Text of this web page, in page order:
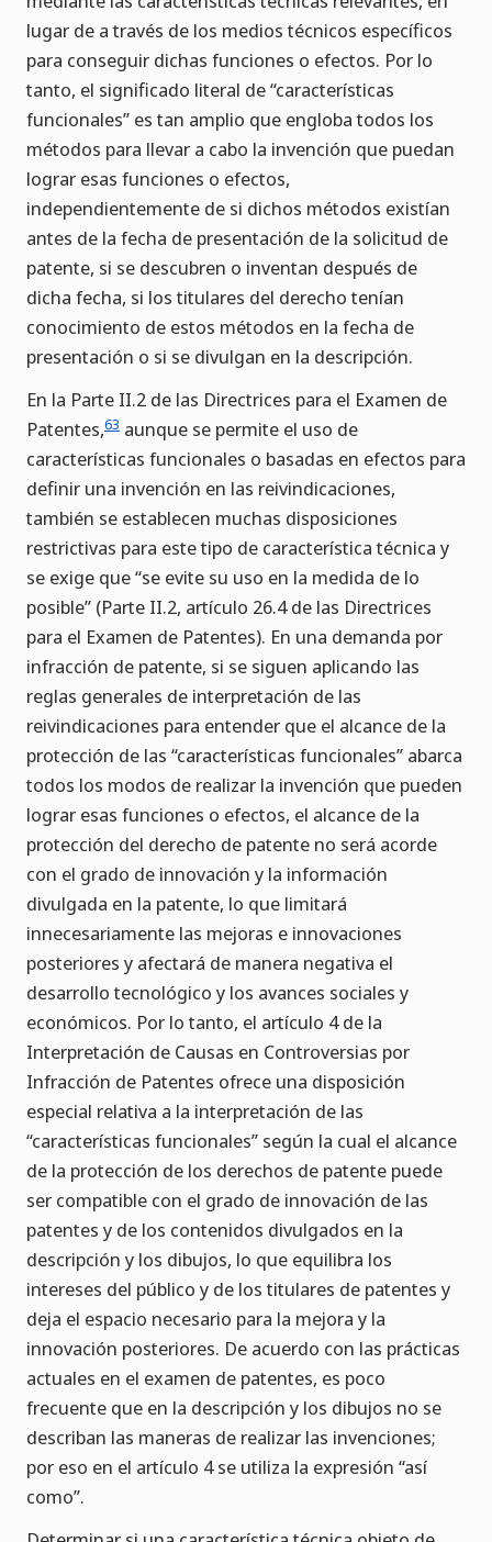
lugar de a través de los medios técnicos específicos
para conseguir dichas funciones o efectos. Por lo
tanto, el significado literal de “características
funcionales” es tan amplio que engloba todos los
métodos para llevar a cabo la invención que puedan
lograr esas funciones o efectos,
independientemente de si dichos métodos existían
antes de la fecha de presentación de la solicitud de
patente, si se descubren o inventan después de
dicha fecha, si los titulares del derecho tenían
conocimiento de estos métodos en la fecha de
presentación o si se divulgan en la descripción.
En la Parte II.2 de las Directrices para el Examen de
Patentes,63 aunque se permite el uso de
características funcionales o basadas en efectos para
definir una invención en las reivindicaciones,
también se establecen muchas disposiciones
restrictivas para este tipo de característica técnica y
se exige que “se evite su uso en la medida de lo
posible” (Parte II.2, artículo 26.4 de las Directrices
para el Examen de Patentes). En una demanda por
infracción de patente, si se siguen aplicando las
reglas generales de interpretación de las
reivindicaciones para entender que el alcance de la
protección de las “características funcionales” abarca
todos los modos de realizar la invención que pueden
lograr esas funciones o efectos, el alcance de la
protección del derecho de patente no será acorde
con el grado de innovación y la información
divulgada en la patente, lo que limitará
innecesariamente las mejoras e innovaciones
posteriores y afectará de manera negativa el
desarrollo tecnológico y los avances sociales y
económicos. Por lo tanto, el artículo 4 de la
Interpretación de Causas en Controversias por
Infracción de Patentes ofrece una disposición
especial relativa a la interpretación de las
“características funcionales” según la cual el alcance
de la protección de los derechos de patente puede
ser compatible con el grado de innovación de las
patentes y de los contenidos divulgados en la
descripción y los dibujos, lo que equilibra los
intereses del público y de los titulares de patentes y
deja el espacio necesario para la mejora y la
innovación posteriores. De acuerdo con las prácticas
actuales en el examen de patentes, es poco
frecuente que en la descripción y los dibujos no se
describan las maneras de realizar las invenciones;
por eso en el artículo 4 se utiliza la expresión “así
como”.